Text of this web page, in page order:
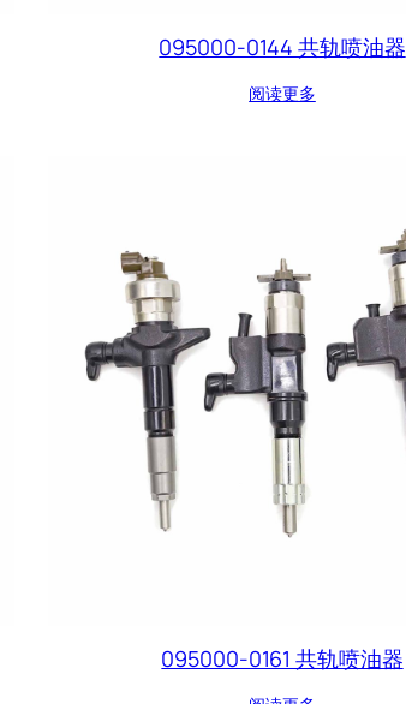
095000-0144 共轨喷油器
阅读更多
095000-0161 共轨喷油器